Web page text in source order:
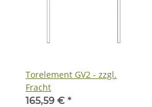
Torelement GV2 - zzgl.
Fracht
165,59 € *